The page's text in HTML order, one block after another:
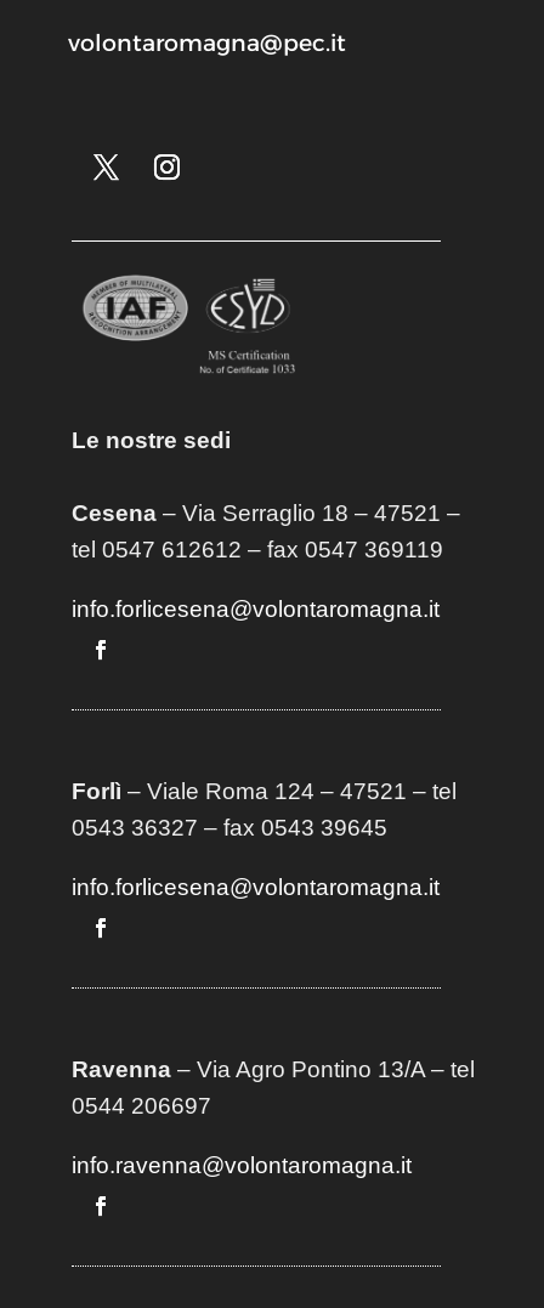
volontaromagna@pec.it
Le nostre sedi
Cesena– Via Serraglio 18 – 47521 –
tel 0547 612612 – fax 0547 369119
info.forlicesena@volontaromagna.it
Forlì – Viale Roma 124 – 47521 – tel
0543 36327 – fax 0543 39645
info.forlicesena@volontaromagna.it
Ravenna– Via Agro Pontino 13/A– tel
0544 206697
info.ravenna@volontaromagna.it